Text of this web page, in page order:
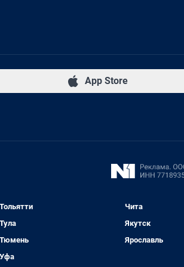
App Store
Чита
Якутск
Ярославль